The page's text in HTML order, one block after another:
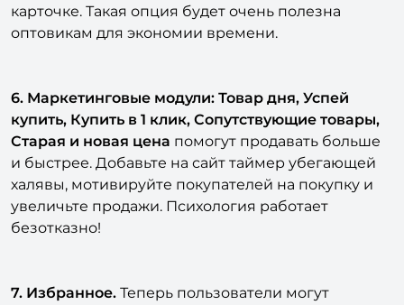
карточке. Такая опция будет очень полезна
оптовикам для экономии времени.
6. Маркетинговые модули: Товар дня, Успей
купить, Купить в 1 клик, Сопутствующие товары,
Старая и новая цена помогут продавать больше
и быстрее. Добавьте на сайт таймер убегающей
халявы, мотивируйте покупателей на покупку и
увеличьте продажи. Психология работает
безотказно!
7. Избранное. Теперь пользователи могут